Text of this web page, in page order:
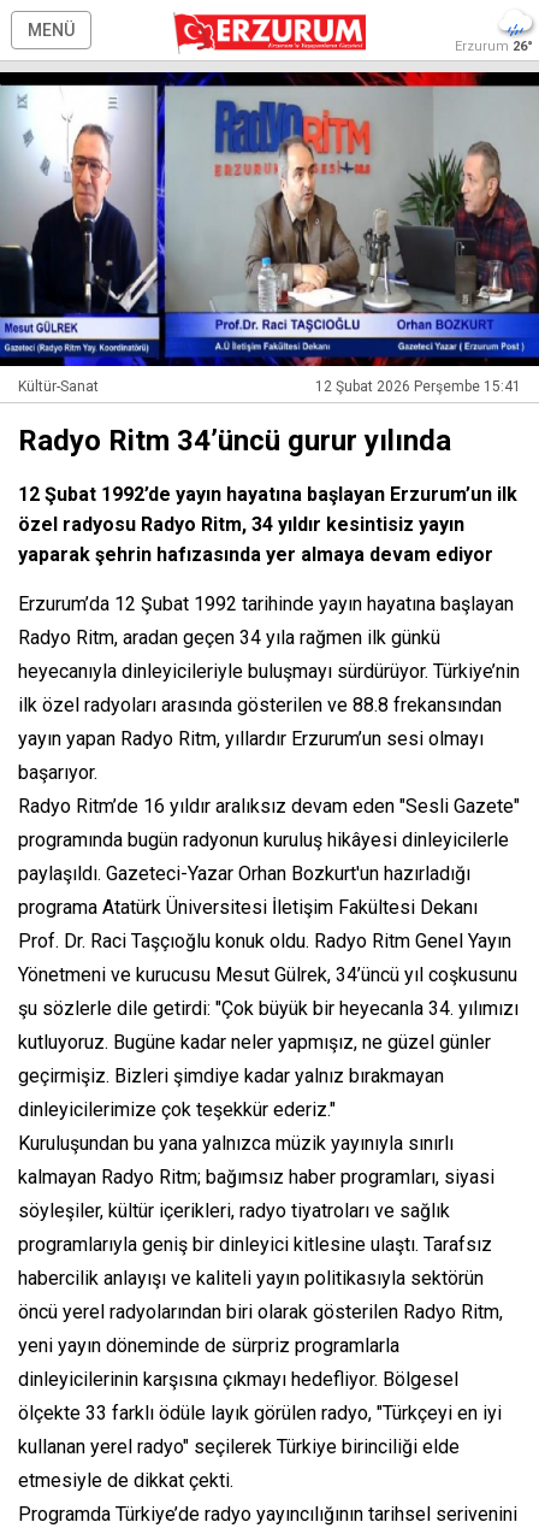
MENÜ
Erzurum 26°
Kültür-Sanat 12 Şubat 2026 Perşembe 15:41
Radyo Ritm 34’üncü gurur yılında
12 Şubat 1992’de yayın hayatına başlayan Erzurum’un ilk
özel radyosu Radyo Ritm, 34 yıldır kesintisiz yayın
yaparak şehrin hafızasında yer almaya devam ediyor
Erzurum’da 12 Şubat 1992 tarihinde yayın hayatına başlayan
Radyo Ritm, aradan geçen 34 yıla rağmen ilk günkü
heyecanıyla dinleyicileriyle buluşmayı sürdürüyor. Türkiye’nin
ilk özel radyoları arasında gösterilen ve 88.8 frekansından
yayın yapan Radyo Ritm, yıllardır Erzurum’un sesi olmayı
başarıyor.
Radyo Ritm’de 16 yıldır aralıksız devam eden "Sesli Gazete"
programında bugün radyonun kuruluş hikâyesi dinleyicilerle
paylaşıldı. Gazeteci-Yazar Orhan Bozkurt'un hazırladığı
programa Atatürk Üniversitesi İletişim Fakültesi Dekanı
Prof. Dr. Raci Taşçıoğlu konuk oldu. Radyo Ritm Genel Yayın
Yönetmeni ve kurucusu Mesut Gülrek, 34’üncü yıl coşkusunu
şu sözlerle dile getirdi: "Çok büyük bir heyecanla 34. yılımızı
kutluyoruz. Bugüne kadar neler yapmışız, ne güzel günler
geçirmişiz. Bizleri şimdiye kadar yalnız bırakmayan
dinleyicilerimize çok teşekkür ederiz."
Kuruluşundan bu yana yalnızca müzik yayınıyla sınırlı
kalmayan Radyo Ritm; bağımsız haber programları, siyasi
söyleşiler, kültür içerikleri, radyo tiyatroları ve sağlık
programlarıyla geniş bir dinleyici kitlesine ulaştı. Tarafsız
habercilik anlayışı ve kaliteli yayın politikasıyla sektörün
öncü yerel radyolarından biri olarak gösterilen Radyo Ritm,
yeni yayın döneminde de sürpriz programlarla
dinleyicilerinin karşısına çıkmayı hedefliyor. Bölgesel
ölçekte 33 farklı ödüle layık görülen radyo, "Türkçeyi en iyi
kullanan yerel radyo" seçilerek Türkiye birinciliği elde
etmesiyle de dikkat çekti.
Programda Türkiye’de radyo yayıncılığının tarihsel serivenini